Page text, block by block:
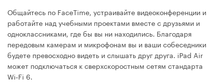
Общайтесь по FaceTime, устраивайте видеоконференции и
работайте над учебными проектами вместе с друзьями и
однокласс­никами, где бы вы ни находились. Благодаря
передовым камерам и микрофонам вы и ваши собеседники
будете превосходно видеть и слышать друг друга. iPad Air
может подключаться к сверх­скоростным сетям стандарта
Wi‑Fi 6.